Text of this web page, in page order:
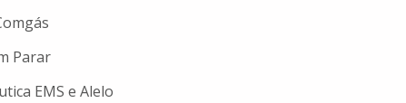
Parar
EMS e Alelo